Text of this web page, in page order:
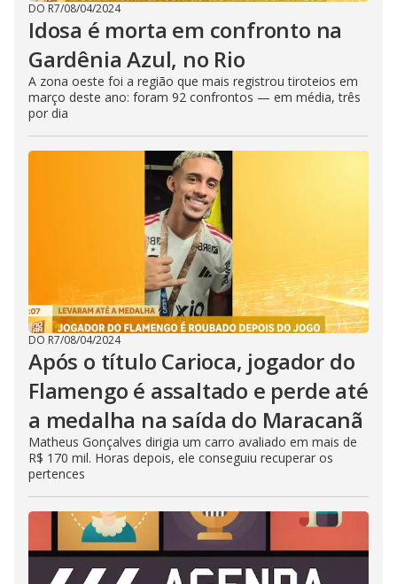
DO R7/08/04/2024
Idosa é morta em confronto na
Gardênia Azul, no Rio
A zona oeste foi a região que mais registrou tiroteios em
março deste ano: foram 92 confrontos — em média, três
por dia
DO R7/08/04/2024
Após o título Carioca, jogador do
Flamengo é assaltado e perde até
a medalha na saída do Maracanã
Matheus Gonçalves dirigia um carro avaliado em mais de
R$ 170 mil. Horas depois, ele conseguiu recuperar os
pertences